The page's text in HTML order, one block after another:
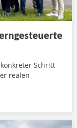
Schritt
realen